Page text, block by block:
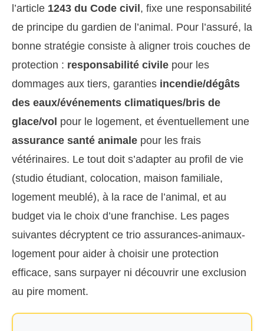
l’article 1243 du Code civil, fixe une responsabilité
de principe du gardien de l’animal. Pour l’assuré, la
bonne stratégie consiste à aligner trois couches de
protection : responsabilité civile pour les
dommages aux tiers, garanties incendie/dégâts
des eaux/événements climatiques/bris de
glace/vol pour le logement, et éventuellement une
assurance santé animale pour les frais
vétérinaires. Le tout doit s’adapter au profil de vie
(studio étudiant, colocation, maison familiale,
logement meublé), à la race de l’animal, et au
budget via le choix d’une franchise. Les pages
suivantes décryptent ce trio assurances-animaux-
logement pour aider à choisir une protection
efficace, sans surpayer ni découvrir une exclusion
au pire moment.